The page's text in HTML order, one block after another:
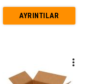
AYRINTILAR